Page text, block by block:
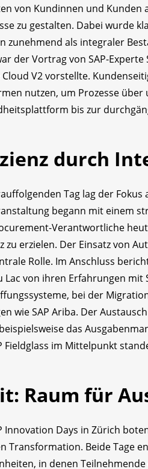
von Kundinnen und
zu gestalten. Dabei wurde
zunehmend als integraler
der Vortrag von SAP-
Cloud V2 vorstellte.
nutzen, um Prozesse
bis zur
durch
Tag lag der
begann mit einem
Verantwortliche
zu erzielen. Der Einsatz von
Rolle. Im Anschluss
Lac von ihren Erfahrungen mit
bei der
wie SAP Ariba. Der
das
Fieldglass im Mittelpunkt
Raum für
Innovation Days in Zürich
Transformation. Beide Tage
in denen